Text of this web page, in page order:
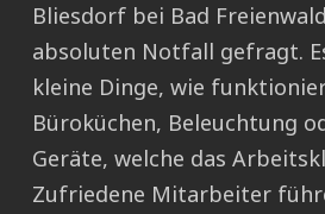
Bliesdorf bei Bad
absoluten Notfall gefragt.
kleine Dinge, wie
Büroküchen, Beleuchtung
Geräte, welche das
Zufriedene Mitarbeiter